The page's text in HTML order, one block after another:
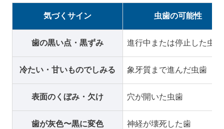
気づくサイン 虫歯の可能性
歯の黒い点・黒ずみ 進行中または停止した虫歯
冷たい・甘いものでしみる 象牙質まで進んだ虫歯
表面のくぼみ・欠け 穴が開いた虫歯
歯が灰色〜黒に変色 神経が壊死した歯